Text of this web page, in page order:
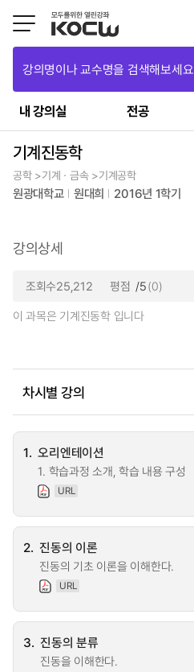
강의명이나 교수명을 검색해보세요
내 강의실 전공
기계진동학
공학 >기계ㆍ금속 >기계공학
원광대학교 원대희 2016년 1학기
강의상세
조회수25,212 평점 /5(0)
이 과목은 기계진동학 입니다
차시별 강의
1. 오리엔테이션
1. 학습과정 소개, 학습 내용 구성
URL
2. 진동의 이론
진동의 기초 이론을 이해한다.
URL
3. 진동의 분류
진동을 이해한다.